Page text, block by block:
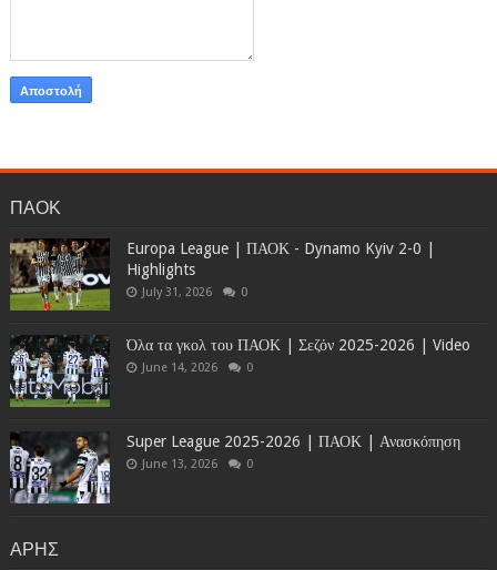
ΠΑΟΚ
Europa League | ΠΑΟΚ - Dynamo Kyiv 2-0 |
Highlights
July 31, 2026 0
Όλα τα γκολ του ΠΑΟΚ | Σεζόν 2025-2026 | Video
June 14, 2026 0
Super League 2025-2026 | ΠΑΟΚ | Ανασκόπηση
June 13, 2026 0
ΑΡΗΣ